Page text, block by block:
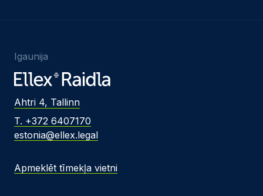
Igaunija
Ahtri 4, Tallinn
T. +372 6407170
estonia@ellex.legal
Apmeklēt tīmekļa vietni